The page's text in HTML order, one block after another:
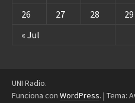
« Jul
26
27 28 29
UNI Radio.
Funciona con WordPress. | Tema: